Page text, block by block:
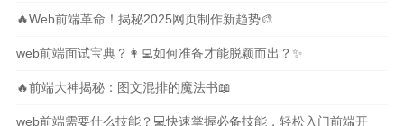
🔥Web前端革命！揭秘2025网页制作新趋势🎨
web前端面试宝典？👩‍💻如何准备才能脱颖而出？✨
🔥前端大神揭秘：图文混排的魔法书📖
web前端需要什么技能？💻快速掌握必备技能，轻松入门前端开